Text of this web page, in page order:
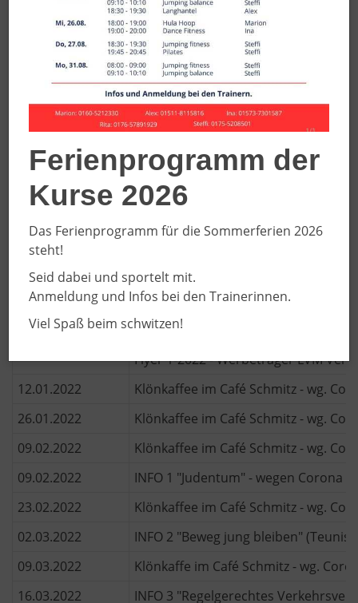
2022 aus Norbert Seidel als Beauftragtem des DRK,
Marlies Harms und Jürgen Teunissen als Beauftragtem
des SC DJK. Beim Planungsabend am 08.11.2021 wurde
ein interessantes Programm für das
...weiterlesen...
2022
Erklärungen zu den LINKs
WEB = Hinweis auf "externe WEB-Site / PB = Pressebericht
Datum
Veranstaltung
Flyer 1-2022 - Werbeträger LVM
12.01.2022
Klönkaffee im Café Schmitz - wg.
26.01.2022
Klönkaffee im Café Schmitz - wg.
09.02.2022
Klönkaffee im Café Schmitz - wg.
09.02.2022
INFO 1 "Judentum" - wegen Corona
23.02.2022
Klönkaffee im Café Schmitz - wg.
02.03.2022
INFO 2 "Beweg jung bleiben"
09.03.2022
Klönkaffe im Café Schmitz - wg.
16.03.2022
INFO 3 "Regelgerechtes
Ferienprogramm der
Kurse 2026
Das Ferienprogramm für die Sommerferien 2026
steht!
Seid dabei und sportelt mit.
Anmeldung und Infos bei den Trainerinnen.
Viel Spaß beim schwitzen!